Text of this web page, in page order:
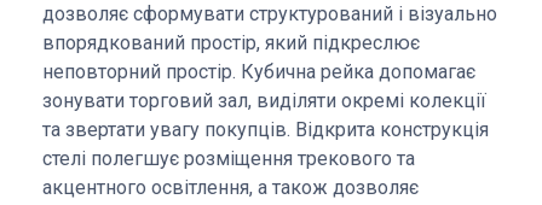
дозволяє сформувати структурований і візуально
впорядкований простір, який підкреслює
неповторний простір. Кубична рейка допомагає
зонувати торговий зал, виділяти окремі колекції
та звертати увагу покупців. Відкрита конструкція
стелі полегшує розміщення трекового та
акцентного освітлення, а також дозволяє